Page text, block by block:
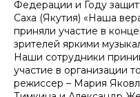
Федерации и Году
Саха (Якутия) «Наша
приняли участие в
зрителей яркими
Наши сотрудники
участие в организации
режиссер – Мария